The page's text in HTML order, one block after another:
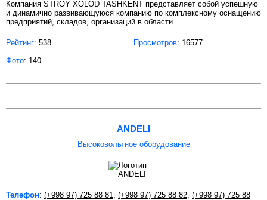
Компания STROY XOLOD TASHKENT представляет собой успешную
и динамично развивающуюся компанию по комплексному оснащению
предприятий, складов, организаций в области
Рейтинг: 538 Просмотров: 16577
Фото: 140
ANDELI
Высоковольтное оборудование
Телефон: (+998 97) 725 88 81 (+998 97) 725 88 82 (+998 97) 725 88